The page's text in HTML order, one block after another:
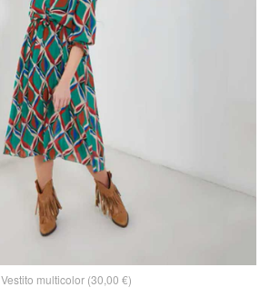
Vestito multicolor (30,00 €)